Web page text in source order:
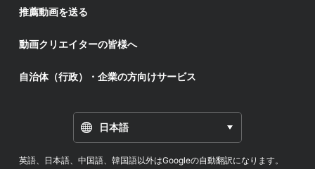
推薦動画を送る
動画クリエイターの皆様へ
自治体（行政）・企業の方向けサービス
日本語
英語、日本語、中国語、韓国語以外はGoogleの自動翻訳になります。